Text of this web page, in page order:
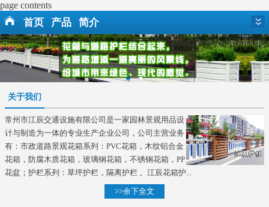
page contents
首页 产品 简介
关于我们
常州市江辰交通设施有限公司是一家园林景观用品设
计与制造为一体的专业生产企业公司，公司主营业务
有：市政道路景观花箱系列：PVC花箱，木纹铝合金
花箱，防腐木质花箱，玻璃钢花箱，不锈钢花箱，PP
花盆；护栏系列：草坪护栏，隔离护栏 。江辰花箱护...
>>余下全文